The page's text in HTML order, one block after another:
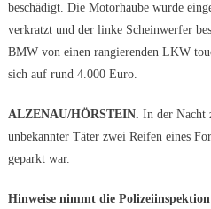
beschädigt. Die Motorhaube wurde
verkratzt und der linke Scheinwerfer
BMW von einen rangierenden LKW
sich auf rund 4.000 Euro.
ALZENAU/HÖRSTEIN. In der Nacht
unbekannter Täter zwei Reifen eines
geparkt war.
Hinweise nimmt die